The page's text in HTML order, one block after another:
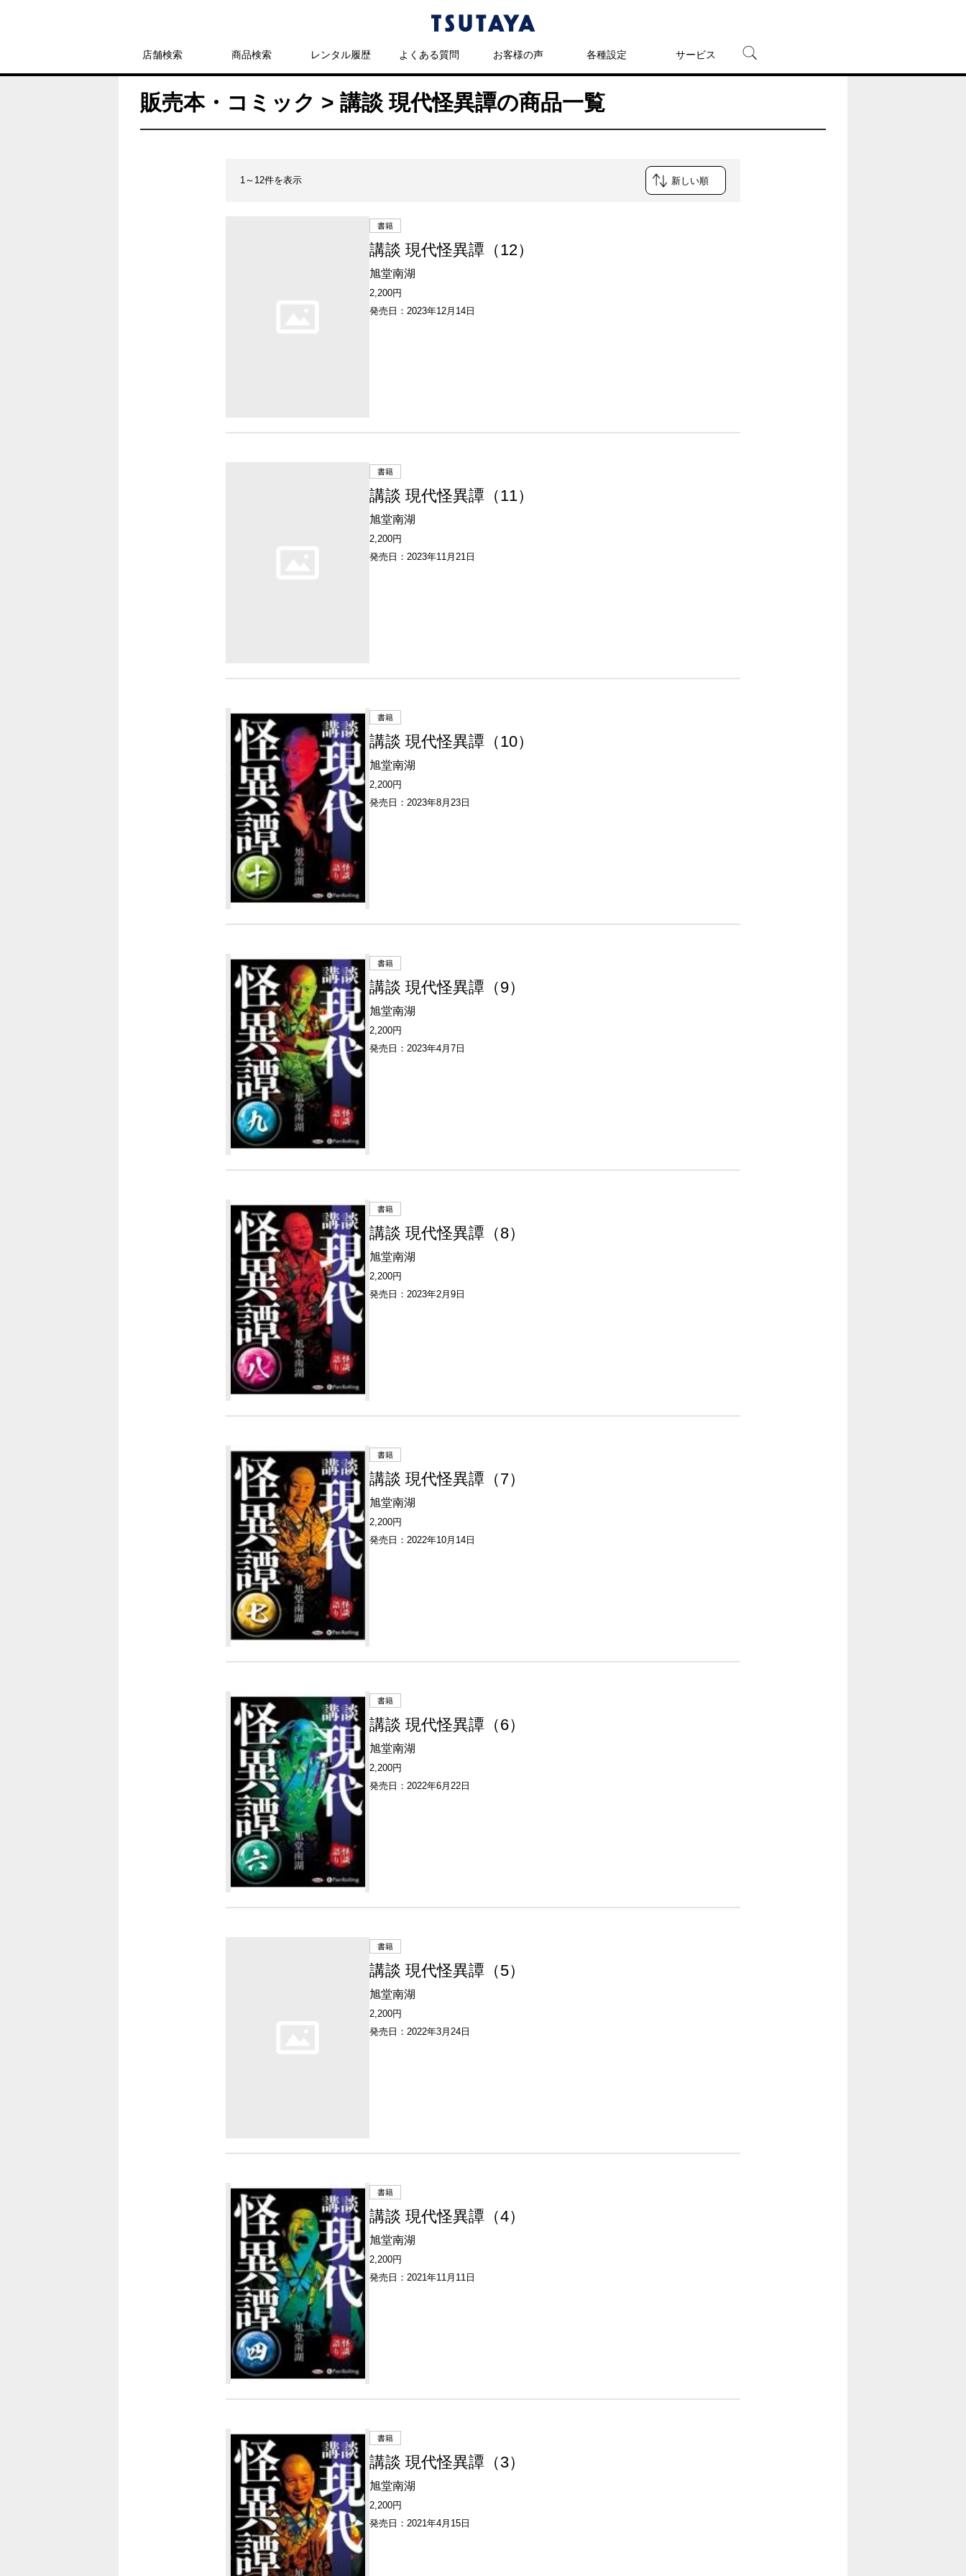
店舗検索 商品検索 レンタル履歴 よくある質問 お客様の声 各種設定 サービス
販売本・コミック > 講談 現代怪異譚の商品一覧
1～12件を表示
書籍
講談 現代怪異譚（12）
旭堂南湖
2,200円
発売日：2023年12月14日
書籍
講談 現代怪異譚（11）
旭堂南湖
2,200円
発売日：2023年11月21日
書籍
講談 現代怪異譚（10）
旭堂南湖
2,200円
発売日：2023年8月23日
書籍
講談 現代怪異譚（9）
旭堂南湖
2,200円
発売日：2023年4月7日
書籍
講談 現代怪異譚（8）
旭堂南湖
2,200円
発売日：2023年2月9日
書籍
講談 現代怪異譚（7）
旭堂南湖
2,200円
発売日：2022年10月14日
書籍
講談 現代怪異譚（6）
旭堂南湖
2,200円
発売日：2022年6月22日
書籍
講談 現代怪異譚（5）
旭堂南湖
2,200円
発売日：2022年3月24日
書籍
講談 現代怪異譚（4）
旭堂南湖
2,200円
発売日：2021年11月11日
書籍
講談 現代怪異譚（3）
旭堂南湖
2,200円
発売日：2021年4月15日